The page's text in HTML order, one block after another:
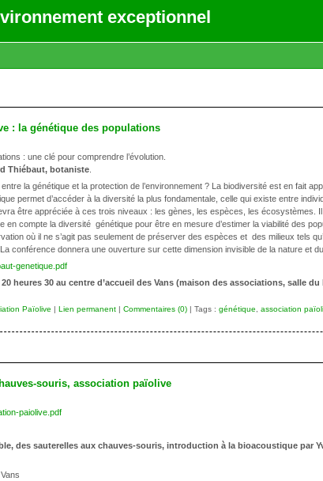
exceptionnel
: la génétique des populations
: une clé pour comprendre l’évolution.
Thiébaut, botaniste
la génétique et la protection de l’environnement ? La biodiversité est en fait
permet d’accéder à la diversité la plus fondamentale, celle qui existe entre
être appréciée à ces trois niveaux : les gènes, les espèces, les écosystèmes.
en compte la diversité génétique pour être en mesure d’estimer la viabilité des
où il ne s’agit pas seulement de préserver des espèces et des milieux tels
conférence donnera une ouverture sur cette dimension invisible de la nature et
genetique.pdf
heures 30 au centre d’accueil des Vans (maison des associations, salle
Païolive | Lien permanent | Commentaires (0) | Tags : génétique association
souris, association païolive
paiolive.pdf
des sauterelles aux chauves-souris, introduction à la bioacoustique par